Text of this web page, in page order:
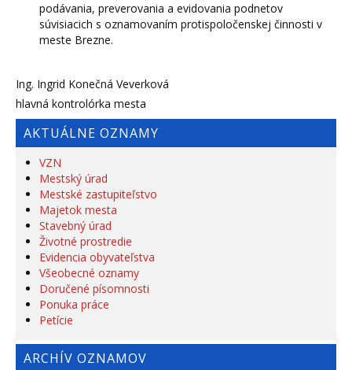
podávania, preverovania a evidovania podnetov
súvisiacich s oznamovaním protispoločenskej činnosti v
meste Brezne.
Ing. Ingrid Konečná Veverková
hlavná kontrolórka mesta
AKTUÁLNE OZNAMY
VZN
Mestský úrad
Mestské zastupiteľstvo
Majetok mesta
Stavebný úrad
Životné prostredie
Evidencia obyvateľstva
Všeobecné oznamy
Doručené písomnosti
Ponuka práce
Petície
ARCHÍV OZNAMOV